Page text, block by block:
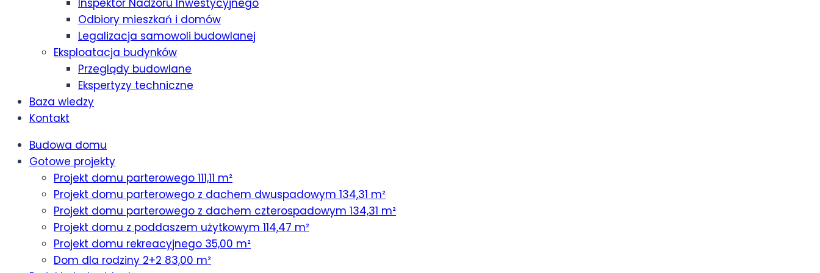
Inspektor Nadzoru Inwestycyjnego
Odbiory mieszkań i domów
Legalizacja samowoli budowlanej
Eksploatacja budynków
Przeglądy budowlane
Ekspertyzy techniczne
Baza wiedzy
Kontakt
Budowa domu
Gotowe projekty
Projekt domu parterowego 111,11 m²
Projekt domu parterowego z dachem dwuspadowym 134,31 m²
Projekt domu parterowego z dachem czterospadowym 134,31 m²
Projekt domu z poddaszem użytkowym 114,47 m²
Projekt domu rekreacyjnego 35,00 m²
Dom dla rodziny 2+2 83,00 m²